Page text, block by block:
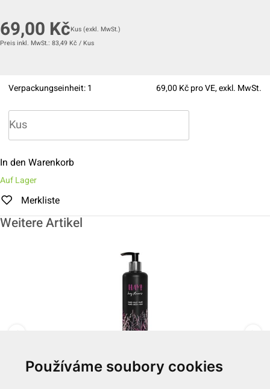
Používáme soubory cookies
69,00 KčKus (exkl. MwSt.)
Preis inkl. MwSt.: 83,49 Kč / Kus
Verpackungseinheit:1 69,00 Kč pro VE, exkl. MwSt.
In den Warenkorb
Auf Lager
Merkliste
Weitere Artikel
3-in-1 300ml "HAY!" BLACK Edition